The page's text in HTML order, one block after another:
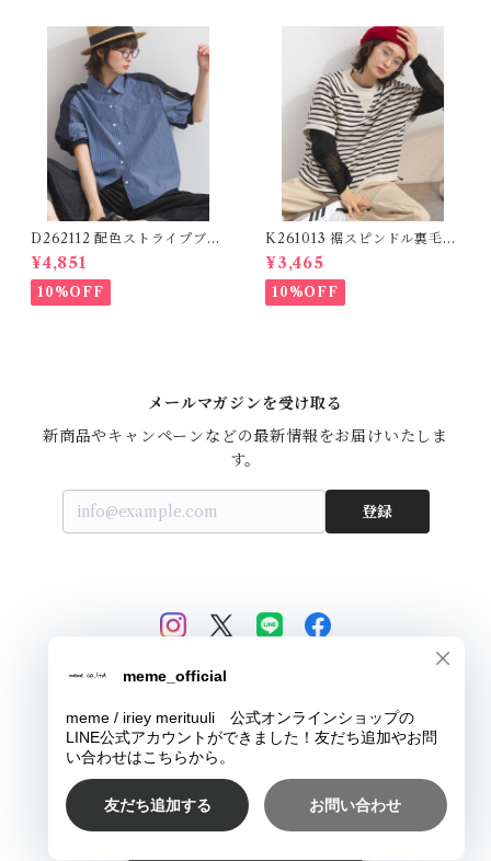
D262112 配色ストライプブラ
ウス / Color Block Stripe R
elaxed Blouse 【re-stock】
¥4,851
10%OFF
K261013 裾スピンドル裏毛カ
ットベスト / Drawstring He
m Sweat Cut Vest
¥3,465
10%OFF
メールマガジンを受け取る
新商品やキャンペーンなどの最新情報をお届けいたしま
す。
登録
© meme / iriey merituuli 公式オンラインショップ
Powered by